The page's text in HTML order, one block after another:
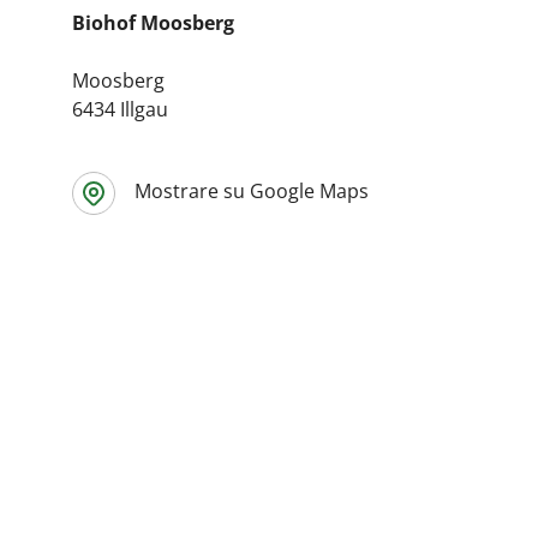
Biohof Moosberg
Moosberg
6434 Illgau
Mostrare su Google Maps